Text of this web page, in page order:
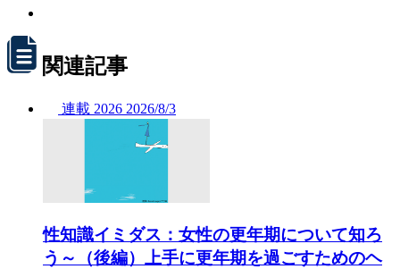
関連記事
連載 2026 2026/8/3
性知識イミダス：女性の更年期について知ろ
う～（後編）上手に更年期を過ごすためのヘ